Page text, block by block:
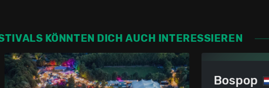
KÖNNTEN DICH AUCH INTERESSIEREN
Bospop